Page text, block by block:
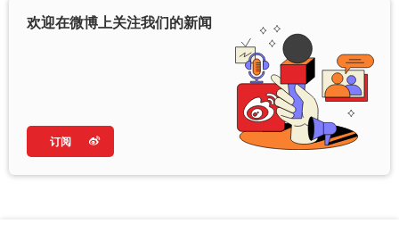
欢迎在微博上关注我们的新闻
订阅